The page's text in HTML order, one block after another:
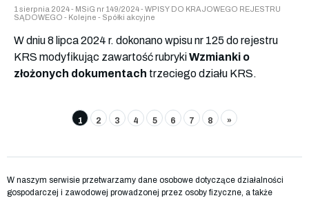
1 sierpnia 2024 - MSiG nr 149/2024 - WPISY DO KRAJOWEGO REJESTRU
SĄDOWEGO - Kolejne - Spółki akcyjne
W dniu 8 lipca 2024 r. dokonano wpisu nr 125 do rejestru
KRS modyfikując zawartość rubrykiWzmianki o
złożonych dokumentach trzeciego działu KRS.
1 2 3 4 5 6 7 8 »
W naszym serwisie przetwarzamy dane osobowe dotyczące działalności
gospodarczej i zawodowej prowadzonej przez osoby fizyczne, a także